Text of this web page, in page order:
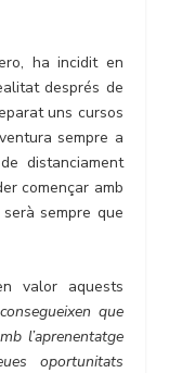
ha incidit en
després de
uns cursos
sempre a
distanciament
començar amb
sempre que
valor aquests
que
l’aprenentatge
oportunitats